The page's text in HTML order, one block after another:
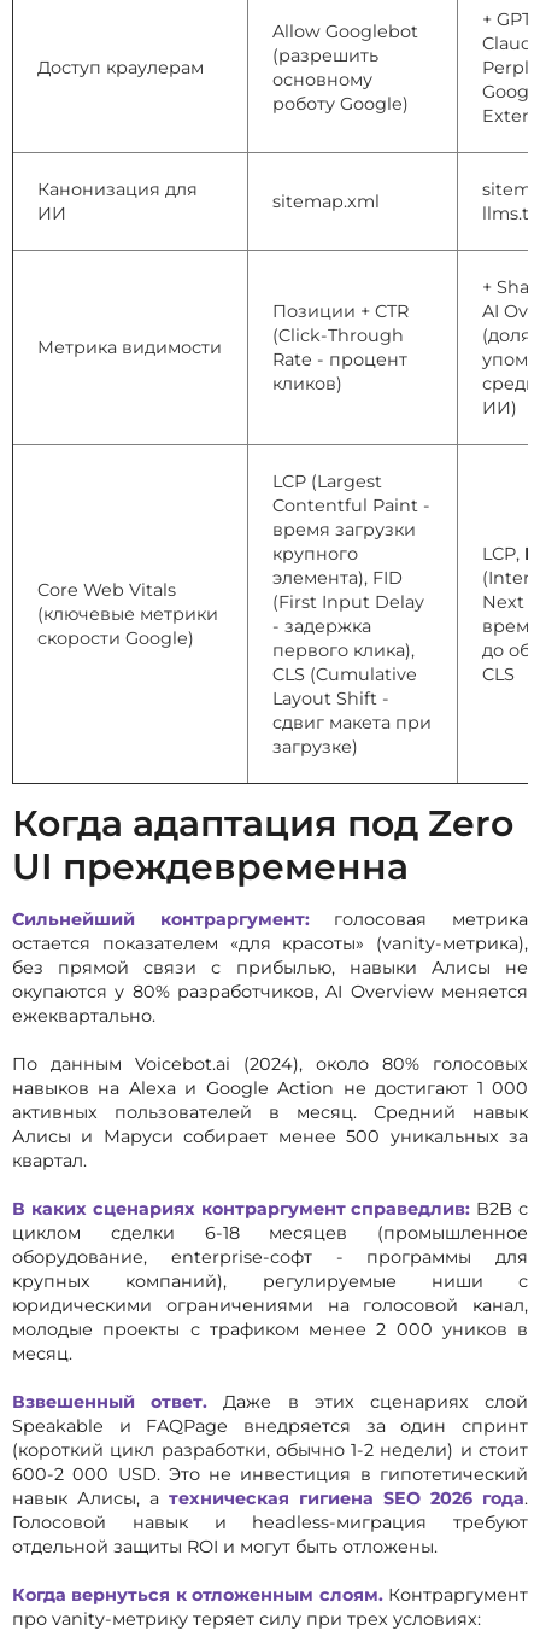
Доступ краулерам
Allow Googlebot
(разрешить
основному
роботу Google)
+
Канонизация для
ИИ
sitemap.xml
Метрика видимости
Позиции + CTR
(Click-Through
Rate - процент
кликов)
+
AI
(доля
среди
ИИ)
Core Web Vitals
(ключевые метрики
скорости Google)
LCP (Largest
Contentful Paint -
время загрузки
крупного
элемента), FID
(First Input Delay
- задержка
первого клика),
CLS (Cumulative
Layout Shift -
сдвиг макета при
загрузке)
LCP,
Next
до
CLS
Когда адаптация под Zero
UI преждевременна
Сильнейший контраргумент:голосовая метрика
остается показателем «для красоты» (vanity-метрика),
без прямой связи с прибылью, навыки Алисы не
окупаются у 80% разработчиков, AI Overview меняется
ежеквартально.
По данным Voicebot.ai (2024), около 80% голосовых
навыков на Alexa и Google Action не достигают 1 000
активных пользователей в месяц. Средний навык
Алисы и Маруси собирает менее 500 уникальных за
квартал.
В каких сценариях контраргумент справедлив: B2B с
циклом сделки 6-18 месяцев (промышленное
оборудование, enterprise-софт - программы для
крупных компаний), регулируемые ниши с
юридическими ограничениями на голосовой канал,
молодые проекты с трафиком менее 2 000 уников в
месяц.
Взвешенный ответ. Даже в этих сценариях слой
Speakable и FAQPage внедряется за один спринт
(короткий цикл разработки, обычно 1-2 недели) и стоит
600-2 000 USD. Это не инвестиция в гипотетический
навык Алисы, а техническая гигиена SEO 2026 года.
Голосовой навык и headless-миграция требуют
отдельной защиты ROI и могут быть отложены.
Когда вернуться к отложенным слоям.Контраргумент
про vanity-метрику теряет силу при трех условиях: